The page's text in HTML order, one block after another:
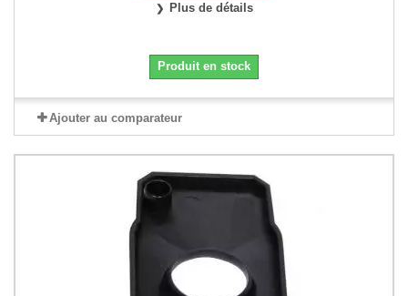
Plus de détails
Produit en stock
Ajouter au comparateur